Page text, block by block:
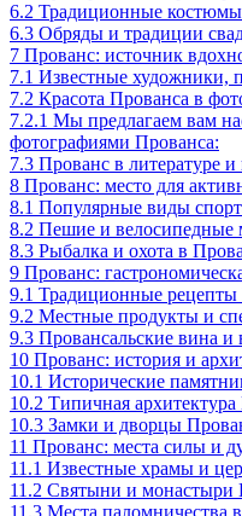
6.2 Традиционные
6.3 Обряды и традиции
7 Прованс: источник
7.1 Известные художники,
7.2 Красота Прованса в
7.2.1 Мы предлагаем вам
фотографиями Прованса:
7.3 Прованс в литературе и
8 Прованс: место для
8.1 Популярные виды
8.2 Пешие и велосипедные
8.3 Рыбалка и охота в
9 Прованс:
9.1 Традиционные рецепты
9.2 Местные продукты и
9.3 Провансальские вина и
10 Прованс: история и
10.1 Исторические
10.2 Типичная архитектура
10.3 Замки и дворцы
11 Прованс: места силы и
11.1 Известные храмы и
11.2 Святыни и монастыри
11.3 Места паломничества